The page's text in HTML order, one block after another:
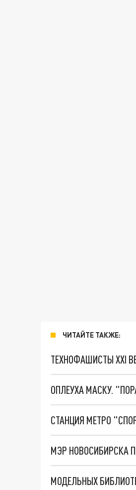
ЧИТАЙТЕ ТАКЖЕ:
ТЕХНОФАШИСТЫ XXI
ОПЛЕУХА МАСКУ.
СТАНЦИЯ МЕТРО